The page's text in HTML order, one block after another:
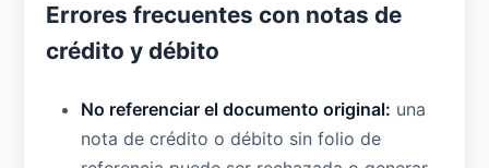
Errores frecuentes con notas de
crédito y débito
No referenciar el documento original: una
nota de crédito o débito sin folio de